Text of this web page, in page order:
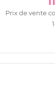
Prix de vente